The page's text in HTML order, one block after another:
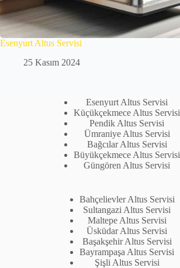
Esenyurt Altus Servisi
25 Kasım 2024
Esenyurt Altus Servisi
Küçükçekmece Altus Servisi
Pendik Altus Servisi
Ümraniye Altus Servisi
Bağcılar Altus Servisi
Büyükçekmece Altus Servisi
Güngören Altus Servisi
Bahçelievler Altus Servisi
Sultangazi Altus Servisi
Maltepe Altus Servisi
Üsküdar Altus Servisi
Başakşehir Altus Servisi
Bayrampaşa Altus Servisi
Şişli Altus Servisi